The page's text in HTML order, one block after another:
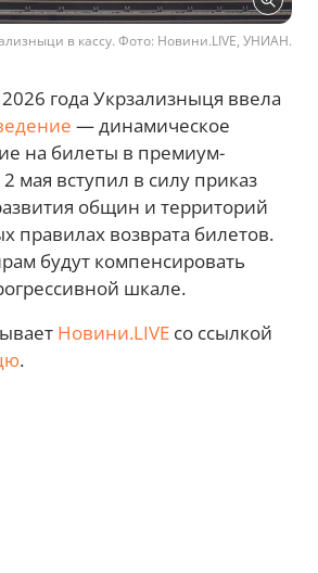
в кассу. Фото: Новини.LIVE, УНИАН.
года Укрзализныця ввела
— динамическое
на билеты в премиум-
мая вступил в силу приказ
общин и территорий
правилах возврата билетов.
будут компенсировать
шкале.
Новини.LIVE со ссылкой
.